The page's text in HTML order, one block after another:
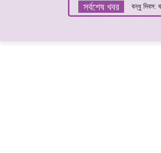
সর্বশেষ খবর বন্ধু দিবস: